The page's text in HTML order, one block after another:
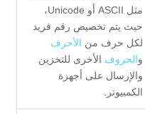
مثل ASCII أو Unicode،
حيث يتم تخصيص رقم فريد
لكل حرف من الأحرف
والحروف الأخرى للتخزين
والإرسال على أجهزة
الكمبيوتر.